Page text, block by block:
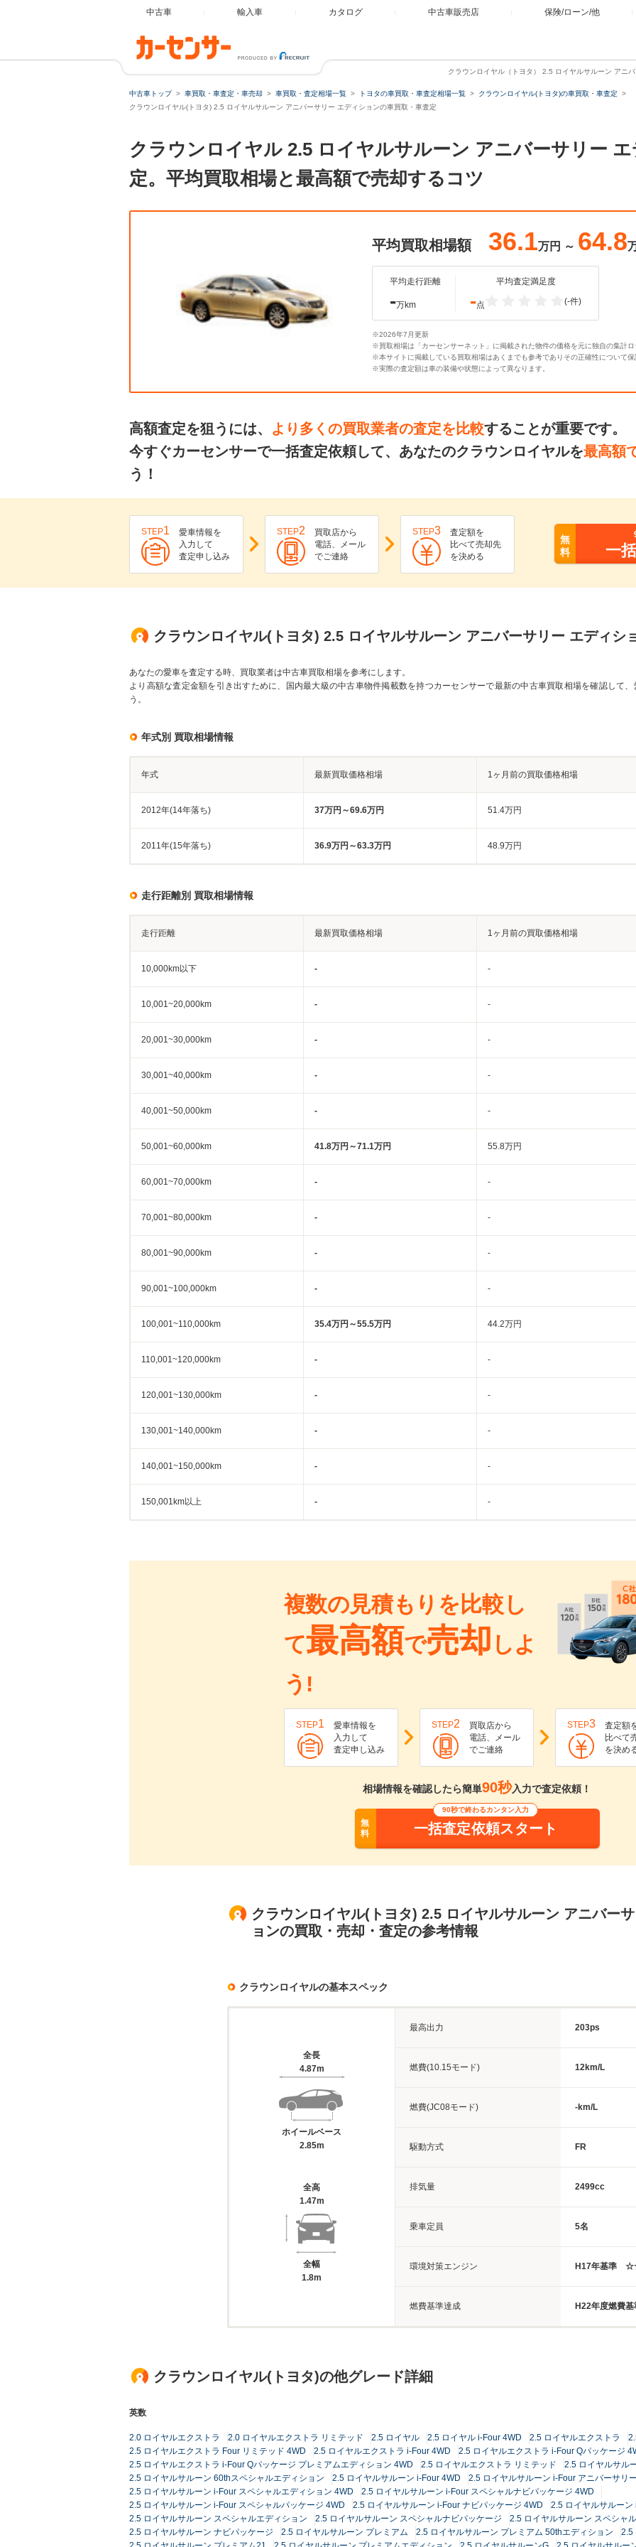
中古車 輸入車 カタログ 中古車販売店 保険/ローン/他
クラウンロイヤル（トヨタ） 2.5 ロイヤルサルーン アニ
中古車トップ 車買取・車査定・車売却 車買取・査定相場一覧 トヨタの車買取・車査定相場一覧
クラウンロイヤル(トヨタ)の車買取・車査定
クラウンロイヤル(トヨタ) 2.5 ロイヤルサルーン アニバーサリー エディションの車買取・車査定
クラウンロイヤル 2.5 ロイヤルサルーン アニバーサリー
定。平均買取相場と最高額で売却するコツ
平均買取相場額 36.1万円 ～ 64.8
平均走行距離
-万km
平均査定満足度
-点 (-件)
※2026年7月更新
※買取相場は「カーセンサーネット」に掲載された物件の価格を元に独自の集計ロ
※本サイトに掲載している買取相場はあくまでも参考でありその正確性について保
※実際の査定額は車の装備や状態によって異なります。
高額査定を狙うには、 より多くの買取業者の査定を比較することが重要です。
今すぐカーセンサーで一括査定依頼して、あなたのクラウンロイヤルを最高額
う！
STEP1
愛車情報を
入力して
査定申し込み
STEP2
買取店から
電話、メール
でご連絡
STEP3
査定額を
比べて売却先
を決める
無
料
一
クラウンロイヤル(トヨタ) 2.5 ロイヤルサルーン アニバーサリー エディシ
あなたの愛車を査定する時、買取業者は中古車買取相場を参考にします。
より高額な査定金額を引き出すために、国内最大級の中古車物件掲載数を持つカーセンサーで最新の中古車買取相場を確認して
う。
年式別 買取相場情報
年式 最新買取価格相場 1ヶ月前の買取価格相場
2012年(14年落ち) 37万円～69.6万円 51.4万円
2011年(15年落ち) 36.9万円～63.3万円 48.9万円
走行距離別 買取相場情報
走行距離 最新買取価格相場 1ヶ月前の買取価格相場
10,000km以下 - -
10,001~20,000km - -
20,001~30,000km - -
30,001~40,000km - -
40,001~50,000km - -
50,001~60,000km 41.8万円～71.1万円 55.8万円
60,001~70,000km - -
70,001~80,000km - -
80,001~90,000km - -
90,001~100,000km - -
100,001~110,000km 35.4万円～55.5万円 44.2万円
110,001~120,000km - -
120,001~130,000km - -
130,001~140,000km - -
140,001~150,000km - -
150,001km以上 - -
複数の見積もりを比較し
て最高額で売却 しよ
う!
STEP1
愛車情報を
入力して
査定申し込み
STEP2
買取店から
電話、メール
でご連絡
STEP3
査定額
比べて
を決め
相場情報を確認したら簡単90秒入力で査定依頼！
無
料
90秒で終わるカンタン入力
一括査定依頼スタート
クラウンロイヤル(トヨタ) 2.5 ロイヤルサルーン アニバー
ョンの買取・売却・査定の参考情報
クラウンロイヤルの基本スペック
全長
4.87m
ホイールベース
2.85m
全高
1.47m
全幅
1.8m
最高出力 203ps
燃費(10.15モード) 12km/L
燃費(JC08モード) -km/L
駆動方式 FR
排気量 2499cc
乗車定員 5名
環境対策エンジン H17年基準
燃費基準達成 H22年度燃費
クラウンロイヤル(トヨタ)の他グレード詳細
英数
2.0 ロイヤルエクストラ 2.0 ロイヤルエクストラ リミテッド 2.5 ロイヤル 2.5 ロイヤル i-Four 4WD 2.5 ロイヤルエクストラ
2.5 ロイヤルエクストラ Four リミテッド 4WD
2.5 ロイヤルエクストラ i-Four 4WD
2.5 ロイヤルエクストラ i-Four Qパッケージ
2.5 ロイヤルエクストラ i-Four Qパッケージ プレミアムエディション 4WD
2.5 ロイヤルエクストラ リミテッド
2.5 ロイヤルサル
2.5 ロイヤルサルーン 60thスペシャルエディション
2.5 ロイヤルサルーン i-Four 4WD
2.5 ロイヤルサルーン i-Four アニバーサリ
2.5 ロイヤルサルーン i-Four スペシャルエディション 4WD
2.5 ロイヤルサルーン i-Four スペシャルナビパッケージ 4WD
2.5 ロイヤルサルーン i-Four スペシャルパッケージ 4WD
2.5 ロイヤルサルーン i-Four ナビパッケージ 4WD
2.5 ロイヤルサルー
2.5 ロイヤルサルーン スペシャルエディション
2.5 ロイヤルサルーン スペシャルナビパッケージ
2.5 ロイヤルサルーン スペシャ
2.5 ロイヤルサルーン ナビパッケージ
2.5 ロイヤルサルーン プレミアム 2.5 ロイヤルサルーン プレミアム 50thエディション
2.5